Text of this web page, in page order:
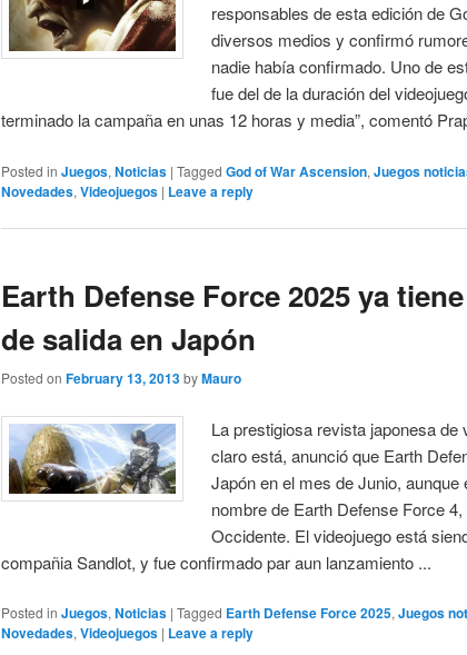
responsables de esta edición de
diversos medios y confirmó
nadie había confirmado. Uno de
fue del de la duración del
terminado la campaña en unas 12 horas y media”, comentó
Posted in Juegos,Noticias |Tagged God of War Ascension,Juegos
Novedades,Videojuegos | Leave a reply
Earth Defense Force 2025 ya
de salida en Japón
Posted onFebruary 13, 2013 byMauro
La prestigiosa revista japonesa de
claro está, anunció que Earth
Japón en el mes de Junio, aunque
nombre de Earth Defense Force
Occidente. El videojuego está
compañia Sandlot, y fue confirmado par aun lanzamiento ...
Posted in Juegos,Noticias |Tagged Earth Defense Force 2025,Juegos
Novedades,Videojuegos | Leave a reply